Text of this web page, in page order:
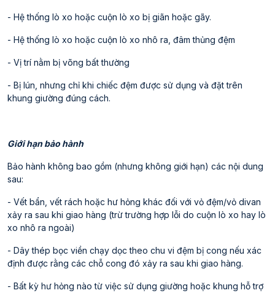
- Hệ thống lò xo hoặc cuộn lò xo bị giãn hoặc gãy.
- Hệ thống lò xo hoặc cuộn lò xo nhô ra, đâm thủng đệm
- Vị trí nằm bị võng bất thường
- Bị lún, nhưng chỉ khi chiếc đệm được sử dụng và đặt trên
khung giường đúng cách.
Giới hạn bảo hành
Bảo hành không bao gồm (nhưng không giới hạn) các nội dung
sau:
- Vết bẩn, vết rách hoặc hư hỏng khác đối với vỏ đệm/vỏ divan
xảy ra sau khi giao hàng (trừ trường hợp lỗi do cuộn lò xo hay lò
xo nhô ra ngoài)
- Dây thép bọc viền chạy dọc theo chu vi đệm bị cong nếu xác
định được rằng các chỗ cong đó xảy ra sau khi giao hàng.
- Bất kỳ hư hỏng nào từ việc sử dụng giường hoặc khung hỗ trợ